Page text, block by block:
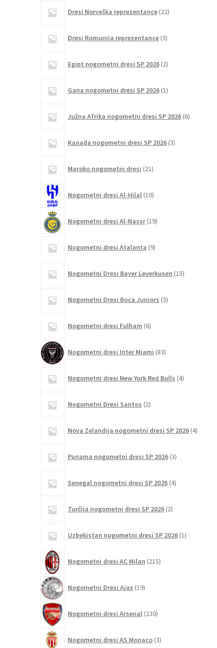
Dresi Norveška reprezentance 22izdelkov
Dresi Romunija reprezentance 3izdelki
Egipt nogometni dresi SP 2026 2izdelka
Gana nogometni dresi SP 2026 1izdelek
Južna Afrika nogometni dresi SP 2026 6izdelkov
Kanada nogometni dresi SP 2026 3izdelki
Maroko nogometni dresi 21izdelkov
Nogometni dresi Al-Hilal 10izdelkov
Nogometni dresi Al-Nassr 19izdelkov
Nogometni dresi Atalanta 9izdelkov
Nogometni Dresi Bayer Leverkusen 15izdelkov
Nogometni Dresi Boca Juniors 3izdelki
Nogometni dresi Fulham 6izdelkov
Nogometni dresi Inter Miami 83izdelkov
Nogometni dresi New York Red Bulls 4izdelki
Nogometni Dresi Santos 2izdelka
Nova Zelandija nogometni dresi SP 2026 4izdelki
Panama nogometni dresi SP 2026 3izdelki
Senegal nogometni dresi SP 2026 4izdelki
Turčija nogometni dresi SP 2026 2izdelka
Uzbekistan nogometni dresi SP 2026 1izdelek
Nogometni dresi AC Milan 215izdelkov
Nogometni Dresi Ajax 19izdelkov
Nogometni dresi Arsenal 230izdelkov
Nogometni dresi AS Monaco 3izdelki